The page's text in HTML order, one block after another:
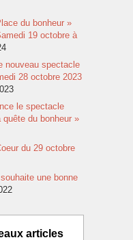
du bonheur »
19 octobre à
nouveau spectacle
28 octobre 2023
le spectacle
quête du bonheur »
du 29 octobre
souhaite une bonne
articles